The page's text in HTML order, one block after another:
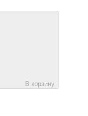
В корзину